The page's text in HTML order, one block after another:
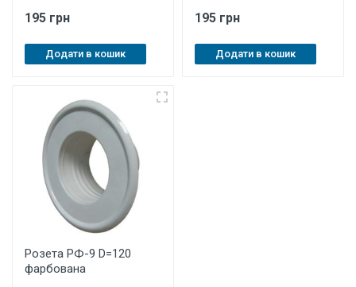
195 грн
Додати в кошик
195 грн
Додати в кошик
Розета РФ-9 D=120
фарбована